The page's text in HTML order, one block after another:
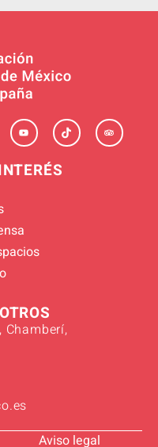
Chamberí,
Aviso legal